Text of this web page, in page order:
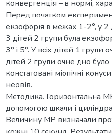
конвергенція – в нормі,
Перед початком
екзофорія в межах 1-2°, у 2
3 дітей 2 групи була
3° і 5°. У всіх дітей 1 групи
дітей 2 групи очне дно
констатовані міопічні
нервів.
Методика. Горизонтальна
допомогою шкали і
Величину МР визначали